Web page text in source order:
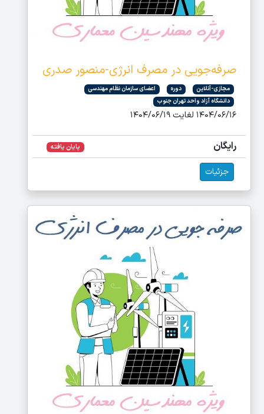
صرفه‌جویی در مصرف انرژی-منصور صدری
مجازی-آنلاین دوره
اعضای سازمان نظام مهندسی
دانشگاه آزاد واحد تهران جنوب
۱۴۰۴/۰۶/۱۶ لغایت ۱۴۰۴/۰۶/۱۹
رایگان پایان یافته
جزئیات